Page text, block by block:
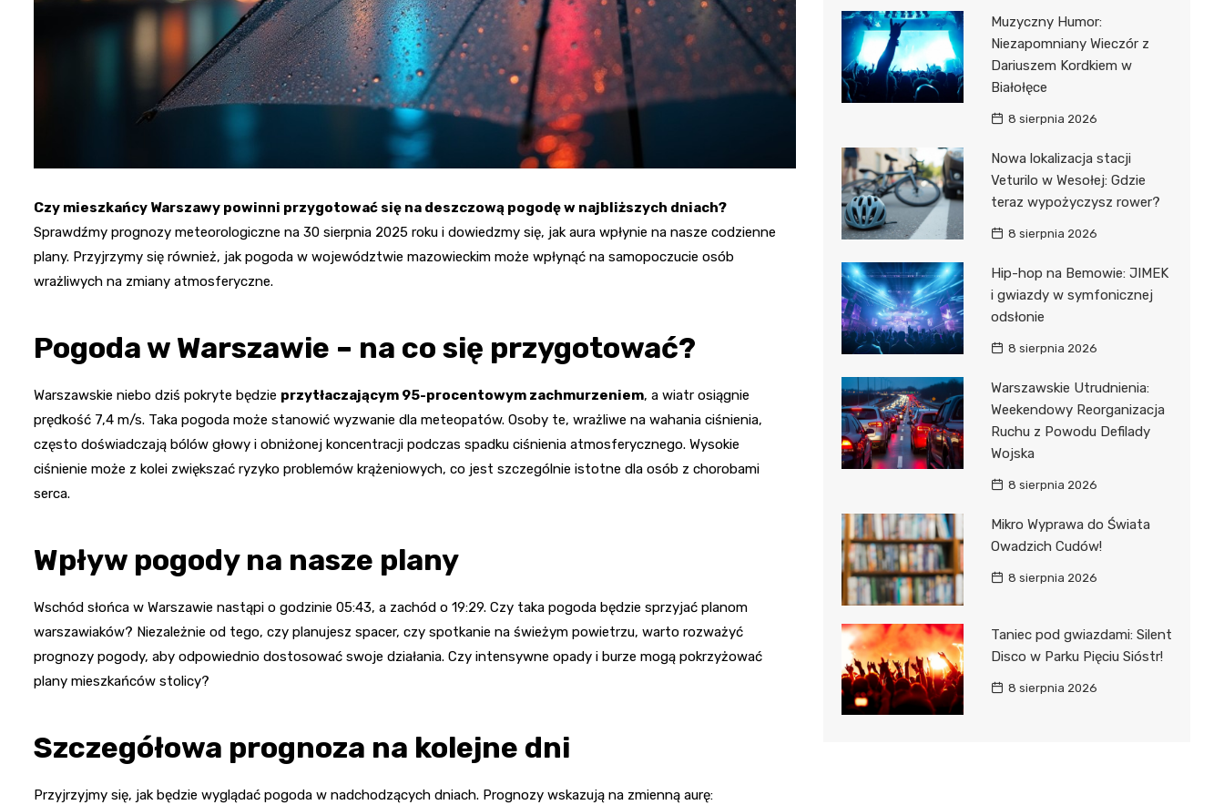
Czy mieszkańcy Warszawy powinni przygotować się na deszczową pogodę w najbliższych dniach?
Sprawdźmy prognozy meteorologiczne na 30 sierpnia 2025 roku i dowiedzmy się, jak aura wpłynie na nasze codzienne
plany. Przyjrzymy się również, jak pogoda w województwie mazowieckim może wpłynąć na samopoczucie osób
wrażliwych na zmiany atmosferyczne.
Pogoda w Warszawie – na co się przygotować?
Warszawskie niebo dziś pokryte będzie przytłaczającym 95-procentowym zachmurzeniem, a wiatr osiągnie
prędkość 7,4 m/s. Taka pogoda może stanowić wyzwanie dla meteopatów. Osoby te, wrażliwe na wahania ciśnienia,
często doświadczają bólów głowy i obniżonej koncentracji podczas spadku ciśnienia atmosferycznego. Wysokie
ciśnienie może z kolei zwiększać ryzyko problemów krążeniowych, co jest szczególnie istotne dla osób z chorobami
serca.
Wpływ pogody na nasze plany
Wschód słońca w Warszawie nastąpi o godzinie 05:43, a zachód o 19:29. Czy taka pogoda będzie sprzyjać planom
warszawiaków? Niezależnie od tego, czy planujesz spacer, czy spotkanie na świeżym powietrzu, warto rozważyć
prognozy pogody, aby odpowiednio dostosować swoje działania. Czy intensywne opady i burze mogą pokrzyżować
plany mieszkańców stolicy?
Szczegółowa prognoza na kolejne dni
Przyjrzyjmy się, jak będzie wyglądać pogoda w nadchodzących dniach. Prognozy wskazują na zmienną aurę:
Muzyczny Humor:
Niezapomniany Wieczór z
Dariuszem Kordkiem w
Białołęce
8 sierpnia 2026
Nowa lokalizacja stacji
Veturilo w Wesołej: Gdzie
teraz wypożyczysz rower?
8 sierpnia 2026
Hip-hop na Bemowie: JIMEK
i gwiazdy w symfonicznej
odsłonie
8 sierpnia 2026
Warszawskie Utrudnienia:
Weekendowy Reorganizacja
Ruchu z Powodu Defilady
Wojska
8 sierpnia 2026
Mikro Wyprawa do Świata
Owadzich Cudów!
8 sierpnia 2026
Taniec pod gwiazdami: Silent
Disco w Parku Pięciu Sióstr!
8 sierpnia 2026